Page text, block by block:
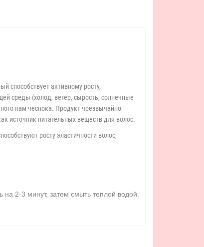
способствует активному росту,
среды (холод, ветер, сырость, солнечные
нам чеснока. Продукт чрезвычайно
источник питательных веществ для волос.
росту эластичности волос,
2-3 минут, затем смыть теплой водой.